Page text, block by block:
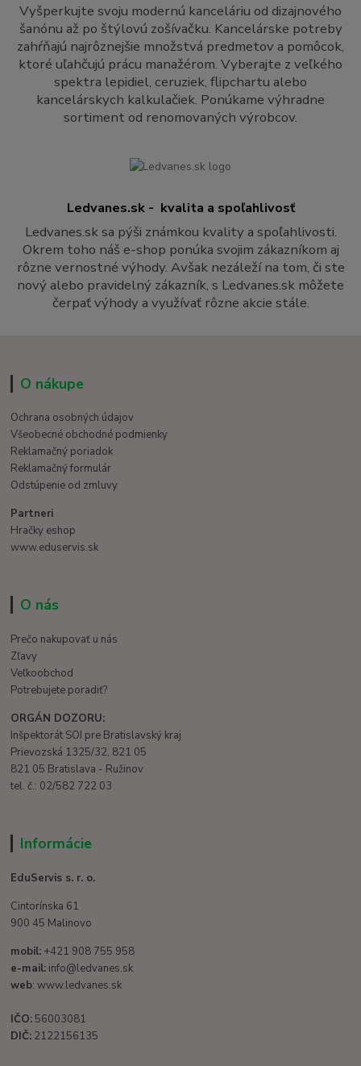
Vyšperkujte svoju modernú kanceláriu od dizajnového
šanónu až po štýlovú zošívačku. Kancelárske potreby
zahŕňajú najrôznejšie množstvá predmetov a pomôcok,
ktoré uľahčujú prácu manažérom. Vyberajte z veľkého
spektra lepidiel, ceruziek, flipchartu alebo
kancelárskych kalkulačiek. Ponúkame výhradne
sortiment od renomovaných výrobcov.
Ledvanes.sk - kvalita a spoľahlivosť
Ledvanes.sk sa pýši známkou kvality a spoľahlivosti.
Okrem toho náš e-shop ponúka svojim zákazníkom aj
rôzne vernostné výhody. Avšak nezáleží na tom, či ste
nový alebo pravidelný zákazník, s Ledvanes.sk môžete
čerpať výhody a využívať rôzne akcie stále.
O nákupe
Ochrana osobných údajov
Všeobecné obchodné podmienky
Reklamačný poriadok
Reklamačný formulár
Odstúpenie od zmluvy
Partneri
Hračky eshop
www.eduservis.sk
O nás
Prečo nakupovať u nás
Zľavy
Veľkoobchod
Potrebujete poradiť?
ORGÁN DOZORU:
Inšpektorát SOI pre Bratislavský kraj
Prievozská 1325/32, 821 05
821 05 Bratislava - Ružinov
tel. č.: 02/582 722 03
Informácie
EduServis s. r. o.
Cintorínska 61
900 45 Malinovo
mobil: +421 908 755 958
e-mail: info@ledvanes.sk
web: www.ledvanes.sk
IČO: 56003081
DIČ: 2122156135